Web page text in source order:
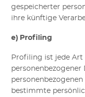
gespeicherter
ihre künftige
e) Profiling
Profiling ist jede
personenbezogener
bestimmte